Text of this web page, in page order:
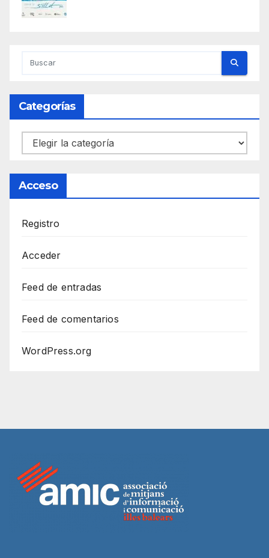
Categorías
Categorías
Acceso
Registro
Acceder
Feed de entradas
Feed de comentarios
WordPress.org